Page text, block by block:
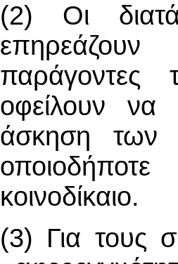
(2) Οι
παράγοντες
οφείλουν
άσκηση των
κοινοδίκαιο.
(3) Για τους